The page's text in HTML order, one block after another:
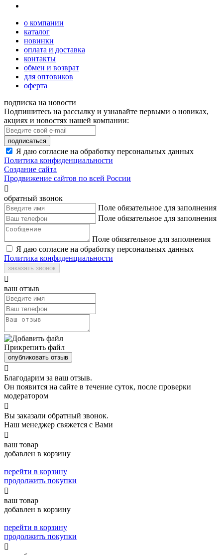
о компании
каталог
новинки
оплата и доставка
контакты
обмен и возврат
для оптовиков
оферта
подписка на новости
Подпишитесь на рассылку и узнавайте первыми о новиках,
акциях и новостях нашей компании:
подписаться
Я даю согласие на обработку персональных данных
Политика конфиденциальности
Создание сайта
Продвижение сайтов по всей России

обратный звонок
Поле обязательное для заполнения
Поле обязательное для заполнения
Поле обязательное для заполнения
Я даю согласие на обработку персональных данных
Политика конфиденциальности
заказать звонок

ваш отзыв
Прикрепить файл
опубликовать отзыв

Благодарим за ваш отзыв.
Он появится на сайте в течение суток, после проверки
модератором

Вы заказали обратный звонок.
Наш менеджер свяжется с Вами

ваш товар
добавлен в корзину
перейти в корзину
продолжить покупки

ваш товар
добавлен в корзину
перейти в корзину
продолжить покупки
